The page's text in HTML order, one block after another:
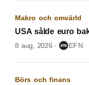
Makro och omvärld
USA sålde euro
8 aug, 2026 EFN
Börs och finans